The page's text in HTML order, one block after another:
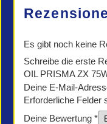
Menge
Es gibt noch keine
Schreibe die erste
OIL PRISMA ZX
Deine E-Mail-
Erforderliche Felder
Deine Bewertung *